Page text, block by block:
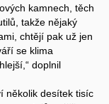
kamnech, těch
takže nějaký
chtějí pak už jen
se klima
doplnil
několik desítek tisíc